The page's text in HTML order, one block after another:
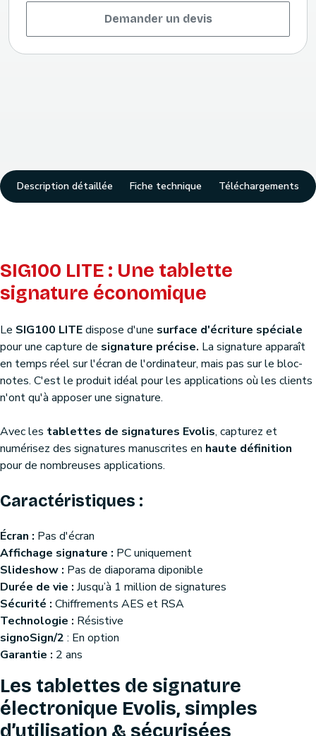
Demander un devis
Description détaillée Fiche technique Téléchargements
SIG100 LITE : Une tablette
signature économique
Le SIG100 LITEdispose d'une surface d'écriture spéciale
pour une capture de signature précise. La signature apparaît
en temps réel sur l'écran de l'ordinateur, mais pas sur le bloc-
notes. C'est le produit idéal pour les applications où les clients
n'ont qu'à apposer une signature.
Avec les tablettes de signatures Evolis, capturez et
numérisez des signatures manuscrites en haute définition
pour de nombreuses applications.
Caractéristiques :
Écran : Pas d'écran
Affichage signature : PC uniquement
Slideshow : Pas de diaporama diponible
Durée de vie : Jusqu’à 1 million de signatures
Sécurité : Chiffrements AES et RSA
Technologie : Résistive
signoSign/2 : En option
Garantie : 2 ans
Les tablettes de signature
électronique Evolis, simples
d’utilisation & sécurisées